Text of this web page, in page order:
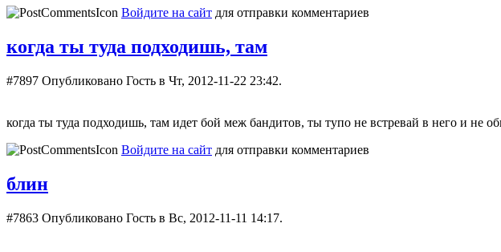
Войдите на сайт для отправки комментариев
когда ты туда подходишь, там
#7897 Опубликовано Гость в Чт, 2012-11-22 23:42.
когда ты туда подходишь, там идет бой меж бандитов, ты тупо не встревай в него и не
Войдите на сайт для отправки комментариев
блин
#7863 Опубликовано Гость в Вс, 2012-11-11 14:17.